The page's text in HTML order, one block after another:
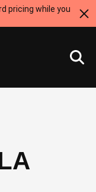
pricing while you